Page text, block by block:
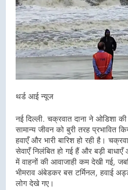
थर्ड आई न्यूज
नई दिल्ली. चक्रवात दाना ने ओडिशा
सामान्य जीवन को बुरी तरह प्रभावित
हवाएँ और भारी बारिश हो रही है।
सेवाएँ निलंबित हो गई हैं और बड़ी
में वाहनों की आवाजाही कम देखी गई,
भीमराव अंबेडकर बस टर्मिनल, हवाई
लोग देखे गए।